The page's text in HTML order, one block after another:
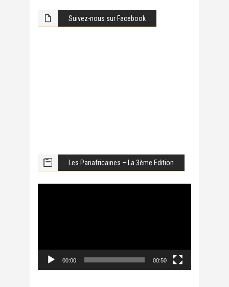
Suivez-nous sur Facebook
Les Panafricaines – La 3ème Edition
00:00 00:50